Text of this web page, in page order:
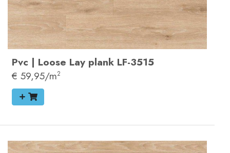
Pvc | Loose Lay plank LF-3515
€ 59,95/m2